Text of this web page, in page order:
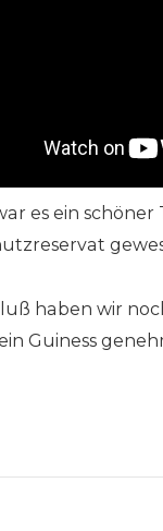
es ein
haben wir
Guiness